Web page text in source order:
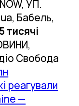
УП.
Бабель,
тисячі
Свобода
реагували
—